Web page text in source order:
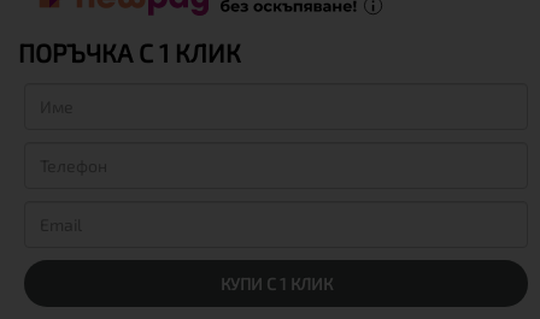
ПОРЪЧКА С 1 КЛИК
КУПИ С 1 КЛИК